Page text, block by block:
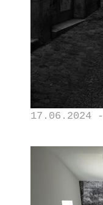
17.06.2024 -